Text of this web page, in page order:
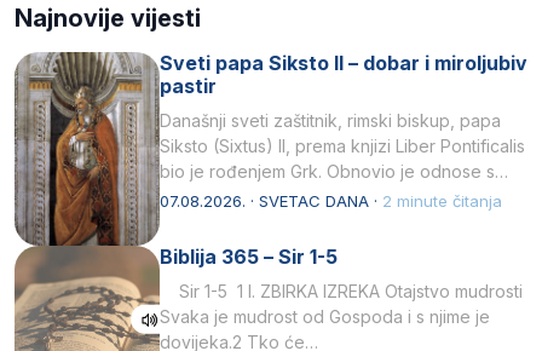
Najnovije vijesti
Sveti papa Siksto II – dobar i miroljubiv
pastir
Današnji sveti zaštitnik, rimski biskup, papa
Siksto (Sixtus) II, prema knjizi Liber Pontificalis
bio je rođenjem Grk. Obnovio je odnose s
afričkim…
07.08.2026. · SVETAC DANA · 2 minute čitanja
Biblija 365 – Sir 1-5
Sir 1-5 1 I. ZBIRKA IZREKA Otajstvo mudrosti
Svaka je mudrost od Gospoda i s njime je
dovijeka.2 Tko će…